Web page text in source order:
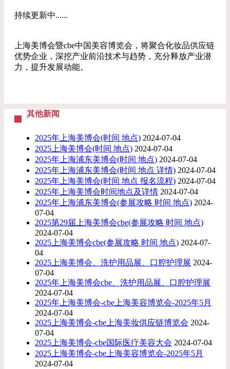
持续更新中......
上海美博会暨cbe中国美容博览会，将聚合化妆品供应链
优势企业，深挖产业前沿技术与趋势，充分释放产业潜
力，提升发展动能。
其他新闻
2025年上海美博会(时间 地点) 2024-07-04
2025上海美博会(时间 地点) 2024-07-04
2025年上海浦东美博会(时间 地点) 2024-07-04
2025年上海浦东美博会(时间 地点 详情) 2024-07-04
2025年上海美博会(时间 地点 报名流程) 2024-07-04
2025年上海美博会时间地点及详情 2024-07-04
2025年上海浦东美博会(参展攻略 时间 地点) 2024-
07-04
2025第29届上海美博会cbe(参展攻略 时间 地点)
2024-07-04
2025上海美博会cbe(参展攻略 时间 地点) 2024-07-
04
2025上海美博会、洗护用品展、口腔护理展 2024-
07-04
2025年上海美博会cbe、洗护用品展、口腔护理展
2024-07-04
2025年上海美博会-cbe上海美容博览会-2025年5月
2024-07-04
2025上海美博会-cbe上海美妆供应链博览会 2024-
07-04
2025上海美博会-cbe国际医疗美容大会 2024-07-04
2025上海美博会-cbe上海美容博览会-2025年5月
2024-07-04